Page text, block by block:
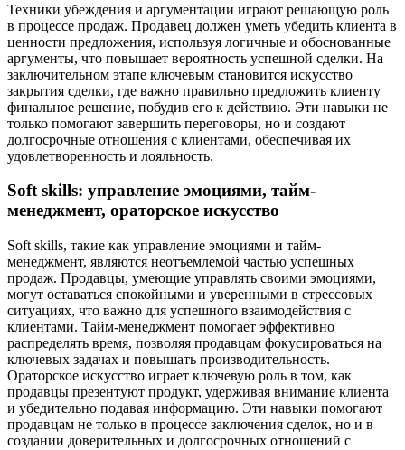
Техники убеждения и аргументации играют решающую роль
в процессе продаж. Продавец должен уметь убедить клиента в
ценности предложения, используя логичные и обоснованные
аргументы, что повышает вероятность успешной сделки. На
заключительном этапе ключевым становится искусство
закрытия сделки, где важно правильно предложить клиенту
финальное решение, побудив его к действию. Эти навыки не
только помогают завершить переговоры, но и создают
долгосрочные отношения с клиентами, обеспечивая их
удовлетворенность и лояльность.
Soft skills: управление эмоциями, тайм-
менеджмент, ораторское искусство
Soft skills, такие как управление эмоциями и тайм-
менеджмент, являются неотъемлемой частью успешных
продаж. Продавцы, умеющие управлять своими эмоциями,
могут оставаться спокойными и уверенными в стрессовых
ситуациях, что важно для успешного взаимодействия с
клиентами. Тайм-менеджмент помогает эффективно
распределять время, позволяя продавцам фокусироваться на
ключевых задачах и повышать производительность.
Ораторское искусство играет ключевую роль в том, как
продавцы презентуют продукт, удерживая внимание клиента
и убедительно подавая информацию. Эти навыки помогают
продавцам не только в процессе заключения сделок, но и в
создании доверительных и долгосрочных отношений с